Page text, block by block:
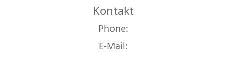
Kontakt
Phone:
E-Mail: